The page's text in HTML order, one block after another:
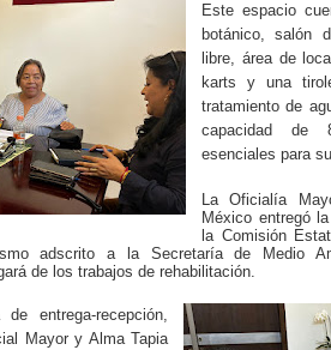
Este espacio
botánico, salón
libre, área de
karts y una
tratamiento de
capacidad de
esenciales para
La Oficialía
México entregó
la Comisión
adscrito a la Secretaría de Medio
de los trabajos de rehabilitación.
entrega-recepción,
Mayor y Alma Tapia